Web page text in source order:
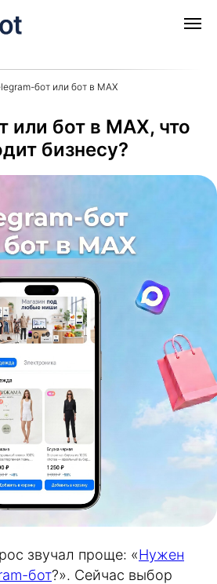
бот или бот в MAX
или бот в MAX, что
бизнесу?
звучал проще: «Нужен
бот?». Сейчас выбор